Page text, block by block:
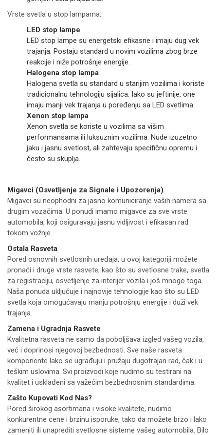
Vrste svetla u stop lampama:
LED stop lampe
LED stop lampe su energetski efikasne i imaju dug vek
trajanja. Postaju standard u novim vozilima zbog brze
reakcije i niže potrošnje energije.
Halogena stop lampa
Halogena svetla su standard u starijim vozilima i koriste
tradicionalnu tehnologiju sijalica. Iako su jeftinije, one
imaju manji vek trajanja u poređenju sa LED svetlima.
Xenon stop lampa
Xenon svetla se koriste u vozilima sa višim
performansama ili luksuznim vozilima. Nude izuzetno
jaku i jasnu svetlost, ali zahtevaju specifičnu opremu i
često su skuplja.
Migavci (Osvetljenje za Signale i Upozorenja)
Migavci su neophodni za jasno komuniciranje vaših namera sa
drugim vozačima. U ponudi imamo migavce za sve vrste
automobila, koji osiguravaju jasnu vidljivost i efikasan rad
tokom vožnje.
Ostala Rasveta
Pored osnovnih svetlosnih uređaja, u ovoj kategoriji možete
pronaći i druge vrste rasvete, kao što su svetlosne trake, svetla
za registraciju, osvetljenje za interijer vozila i još mnogo toga.
Naša ponuda uključuje i najnovije tehnologije kao što su LED
svetla koja omogućavaju manju potrošnju energije i duži vek
trajanja.
Zamena i Ugradnja Rasvete
Kvalitetna rasveta ne samo da poboljšava izgled vašeg vozila,
već i doprinosi njegovoj bezbednosti. Sve naše rasveta
komponente lako se ugrađuju i pružaju dugotrajan rad, čak i u
teškim uslovima. Svi proizvodi koje nudimo su testirani na
kvalitet i usklađeni sa važećim bezbednosnim standardima.
Zašto Kupovati Kod Nas?
Pored širokog asortimana i visoke kvalitete, nudimo
konkurentne cene i brzinu isporuke, tako da možete brzo i lako
zameniti ili unaprediti svetlosne sisteme vašeg automobila. Bilo